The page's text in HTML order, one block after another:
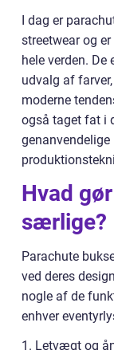
I dag er
streetwear og
hele verden. De
udvalg af
moderne
også taget fat i
Hvad
særlige?
Parachute
ved deres
nogle af de
enhver
1. Letvægt og